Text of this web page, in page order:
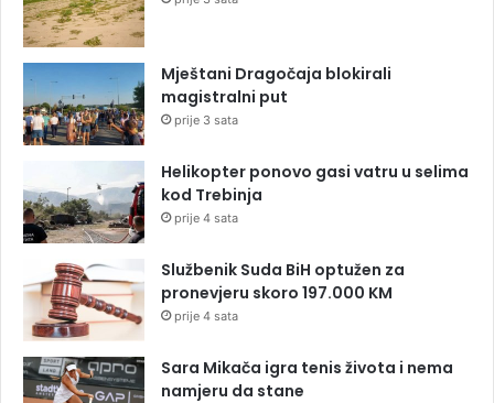
Mještani Dragočaja blokirali
magistralni put
prije 3 sata
Helikopter ponovo gasi vatru u selima
kod Trebinja
prije 4 sata
Službenik Suda BiH optužen za
pronevjeru skoro 197.000 KM
prije 4 sata
Sara Mikača igra tenis života i nema
namjeru da stane